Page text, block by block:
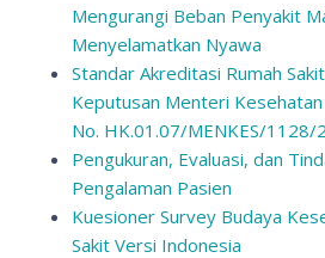
Mengurangi Beban Penyakit
Menyelamatkan Nyawa
Standar Akreditasi Rumah
Keputusan Menteri
No. HK.01.07/MENKES/1128/
Pengukuran, Evaluasi, dan
Pengalaman Pasien
Kuesioner Survey Budaya
Sakit Versi Indonesia